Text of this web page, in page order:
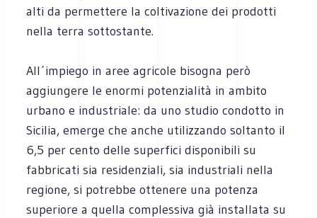
alti da permettere la coltivazione dei prodotti
nella terra sottostante.
All´impiego in aree agricole bisogna però
aggiungere le enormi potenzialità in ambito
urbano e industriale: da uno studio condotto in
Sicilia, emerge che anche utilizzando soltanto il
6,5 per cento delle superfici disponibili su
fabbricati sia residenziali, sia industriali nella
regione, si potrebbe ottenere una potenza
superiore a quella complessiva già installata su